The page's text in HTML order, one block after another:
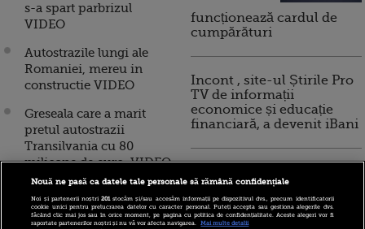
s-a spart parbrizul
VIDEO
Autostrazile lungi ale
Romaniei, mereu in
constructie VIDEO
Greseala care a marit
pretul autostrazii
Transilvania cu 80
milioane de euro. VIDEO
Boc este "profund
nemultumit". Premierul
vrea sanctionarea
funcționează cardul de
cumpărături
Incont , site-ul Știrile Pro
TV de informații
economice și educație
financiară, a devenit iBani
financiare inteligente
Nouă ne pasă ca datele tale personale să rămână confidențiale
Noi și partenerii noștri201stocăm și/sau accesăm informații pe dispozitivul dvs., precum identificatorii
cookie unici pentru prelucrarea datelor cu caracter personal. Puteți accepta sau gestiona alegerile dvs.
făcând clic mai jos sau în orice moment, pe pagina cu politica de confidențialitate. Aceste alegeri vor fi
raportate partenerilor noștri și nu vă vor afecta navigarea.
Mai multe detalii